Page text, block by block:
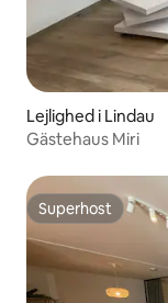
Lejlighed i Lindau
Gästehaus Miri
Superhost
Superhost